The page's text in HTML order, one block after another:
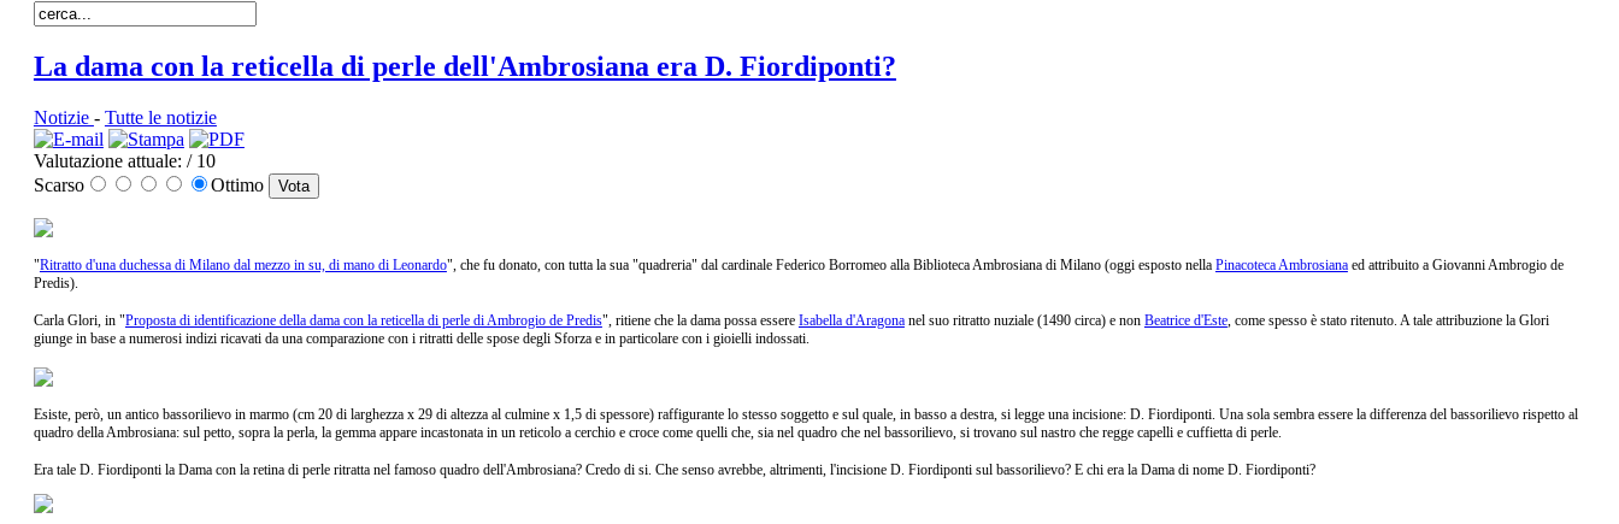
La dama con la reticella di perle dell'Ambrosiana era D. Fiordiponti?
Notizie - Tutte le notizie
Valutazione attuale: / 10
Scarso
Ottimo
"Ritratto d'una duchessa di Milano dal mezzo in su, di mano di Leonardo", che fu donato, con tutta la sua "quadreria" dal cardinale Federico Borromeo alla Biblioteca Ambrosiana di Milano (oggi esposto nella Pinacoteca Ambrosianaed attribuito a Giovanni Ambrogio de
Predis).
Carla Glori, in "Proposta di identificazione della dama con la reticella di perle di Ambrogio de Predis", ritiene che la dama possa essere Isabella d'Aragona nel suo ritratto nuziale (1490 circa) e non Beatrice d'Este, come spesso è stato ritenuto. A tale attribuzione la Glori
giunge in base a numerosi indizi ricavati da una comparazione con i ritratti delle spose degli Sforza e in particolare con i gioielli indossati.
Esiste, però, un antico bassorilievo in marmo (cm 20 di larghezza x 29 di altezza al culmine x 1,5 di spessore) raffigurante lo stesso soggetto e sul quale, in basso a destra, si legge una incisione: D. Fiordiponti. Una sola sembra essere la differenza del bassorilievo rispetto al
quadro della Ambrosiana: sul petto, sopra la perla, la gemma appare incastonata in un reticolo a cerchio e croce come quelli che, sia nel quadro che nel bassorilievo, si trovano sul nastro che regge capelli e cuffietta di perle.
Era tale D. Fiordiponti la Dama con la retina di perle ritratta nel famoso quadro dell'Ambrosiana? Credo di si. Che senso avrebbe, altrimenti, l'incisione D. Fiordiponti sul bassorilievo? E chi era la Dama di nome D. Fiordiponti?